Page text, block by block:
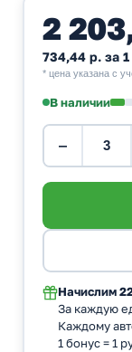
2
734,44 р. за
* цена указана с
В наличии
−
Начислим
За каждую
Каждому
1 бонус = 1